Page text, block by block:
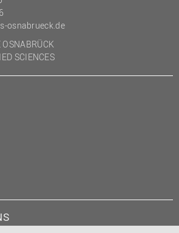
osnabrueck.de
SCIENCES